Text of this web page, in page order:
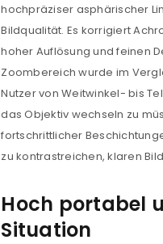
hochpräziser asphärischer
Bildqualität. Es korrigiert
hoher Auflösung und feinen
Zoombereich wurde im
Nutzer von Weitwinkel- bis
das Objektiv wechseln zu
fortschrittlicher
zu kontrastreichen, klaren
Hoch portabel
Situation